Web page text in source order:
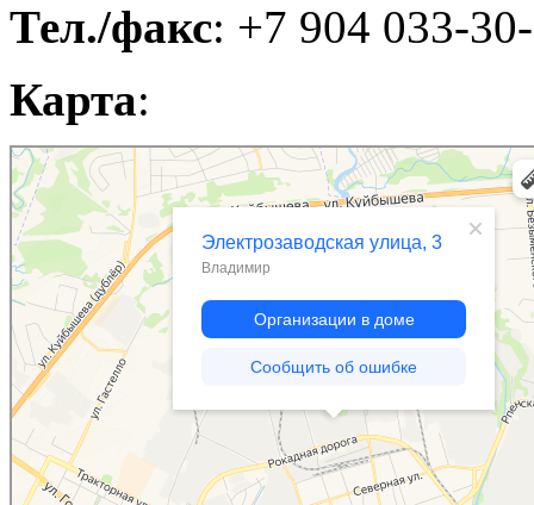
Тел./факс: +7 904 033-
Карта:
Владимир
Электрозаводская улица, 3 — Яндекс Карты